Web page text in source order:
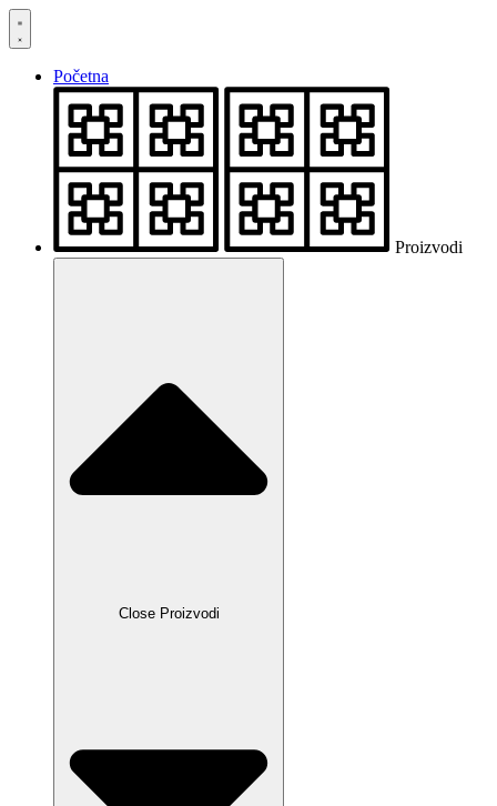
Skočite
na
Početna
Proizvodi
Close Proizvodi